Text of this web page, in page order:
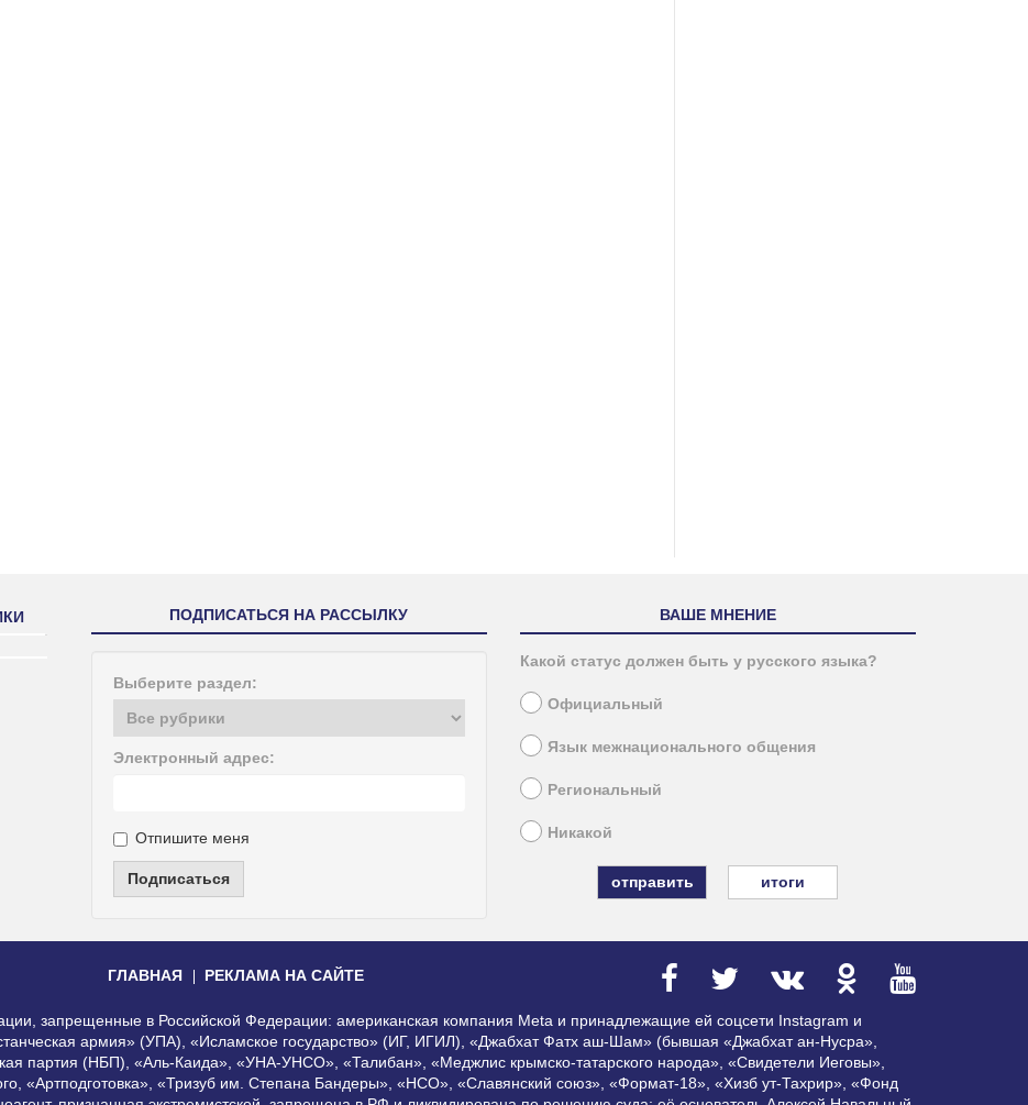
ПОДПИСАТЬСЯ НА РАССЫЛКУ
Выберите раздел:
Электронный адрес:
Отпишите меня
Подписаться
ВАШЕ МНЕНИЕ
Какой статус должен быть у русского языка?
Официальный
Язык межнационального общения
Региональный
Никакой
итоги
ГЛАВНАЯ РЕКЛАМА НА САЙТЕ
запрещенные в Российской Федерации: американская компания Meta и принадлежащие ей соцсети Instagram и
армия» (УПА), «Исламское государство» (ИГ, ИГИЛ), «Джабхат Фатх аш-Шам» (бывшая «Джабхат ан-Нусра»,
партия (НБП), «Аль-Каида», «УНА-УНСО», «Талибан», «Меджлис крымско-татарского народа», «Свидетели Иеговы»,
«Артподготовка», «Тризуб им. Степана Бандеры», «НСО», «Славянский союз», «Формат-18», «Хизб ут-Тахрир», «Фонд